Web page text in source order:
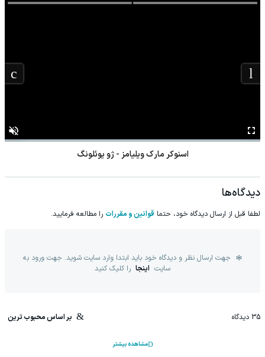
اسنوکر مارک ویلیامز - ژو یوئلونگ
دیدگاه‌ها
لطفا قبل از ارسال دیدگاه خود، حتما قوانین و مقررات را مطالعه فرمایید.
جهت ارسال نظر و دیدگاه خود باید ابتدا وارد سایت شوید. جهت ورود به
سایت اینجا را کلیک کنید
35 دیدگاه بر اساس محبوب ترین
مشاهده بیشتر